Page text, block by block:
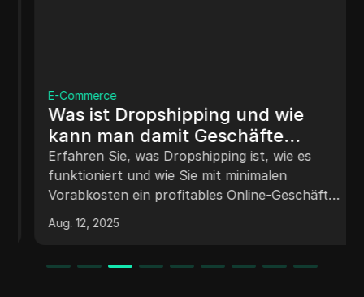
E-Commerce
Was ist Dropshipping und wie
kann man damit Geschäfte
machen (Leitfaden 2025)
Erfahren Sie, was Dropshipping ist, wie es
funktioniert und wie Sie mit minimalen
Vorabkosten ein profitables Online-Geschäft
starten können. Entdecken Sie die wichtigsten
Tipps für den Erfolg und potenzielle Risiken im
Aug. 12, 2025